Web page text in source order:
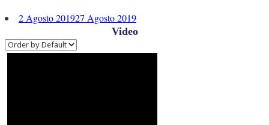
2 Agosto 201927 Agosto 2019
Video